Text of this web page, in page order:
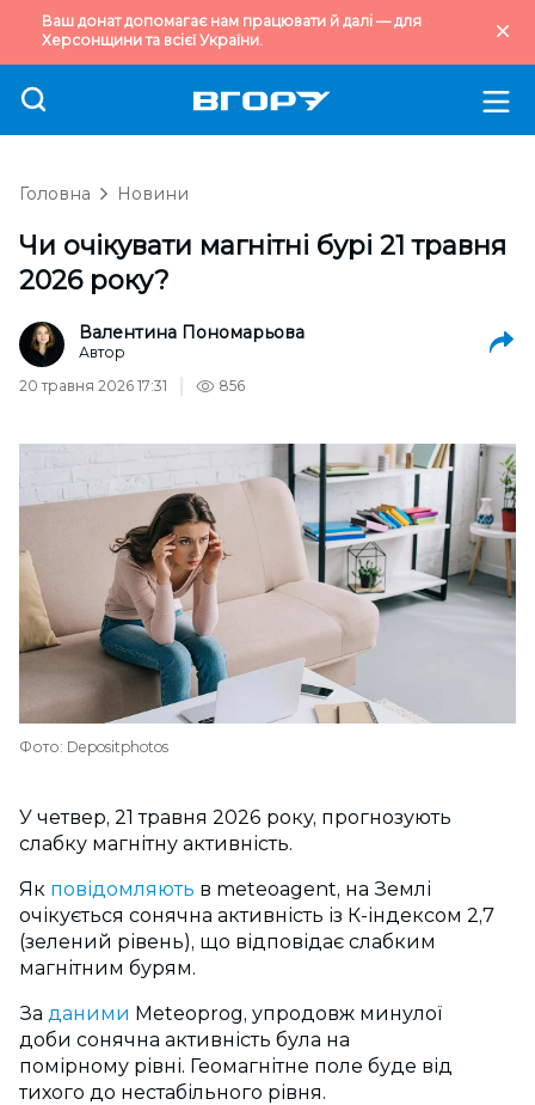
Ваш донат допомагає нам працювати й далі — для
Херсонщини та всієї України.
Головна Новини
Чи очікувати магнітні бурі 21 травня
2026 року?
Валентина Пономарьова
Автор
20 травня 2026 17:31
856
Фото: Depositphotos
У четвер, 21 травня 2026 року, прогнозують
слабку магнітну активність.
Як повідомляють в meteoagent, на Землі
очікується сонячна активність із К-індексом 2,7
(зелений рівень), що відповідає слабким
магнітним бурям.
За даними Meteoprog, упродовж минулої
доби сонячна активність була на
помірному рівні. Геомагнітне поле буде від
тихого до нестабільного рівня.